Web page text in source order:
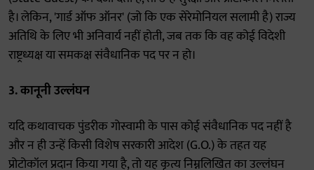
है। लेकिन, 'गार्ड ऑफ ऑनर' (जो कि एक सेरेमोनियल सलामी है) राज्य
अतिथि के लिए भी अनिवार्य नहीं होती, जब तक कि वह कोई विदेशी
राष्ट्रध्यक्ष या समकक्ष संवैधानिक पद पर न हो।
3. कानूनी उल्लंघन
यदि कथावाचक पुंडरीक गोस्वामी के पास कोई संवैधानिक पद नहीं है
और न ही उन्हें किसी विशेष सरकारी आदेश (G.O.) के तहत यह
प्रोटोकॉल प्रदान किया गया है, तो यह कृत्य निम्नलिखित का उल्लंघन